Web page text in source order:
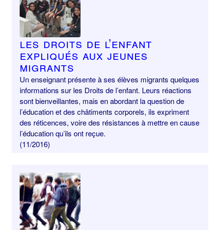
Les Droits de l’enfant
expliqués aux jeunes
migrants
Un enseignant présente à ses élèves migrants quelques
informations sur les Droits de l’enfant. Leurs réactions
sont bienveillantes, mais en abordant la question de
l’éducation et des châtiments corporels, ils expriment
des réticences, voire des résistances à mettre en cause
l’éducation qu’ils ont reçue.
(11/2016)